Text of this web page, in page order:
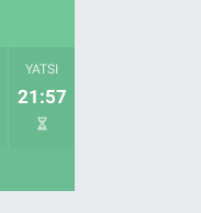
YATSI
21:57